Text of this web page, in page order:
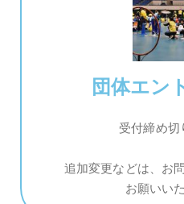
団体エン
受付締め切
追加変更などは、お
お願いい